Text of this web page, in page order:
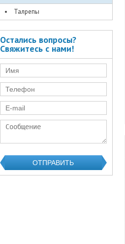
Талрепы
Остались вопросы?
Свяжитесь с нами!